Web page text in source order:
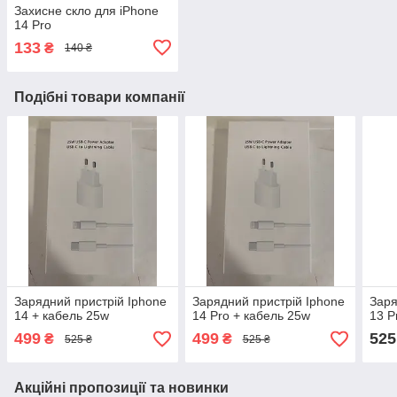
Захисне скло для iPhone
14 Pro
133 ₴ 140 ₴
Подібні товари компанії
Зарядний пристрій Iphone
14 + кабель 25w
499 ₴ 525 ₴
Зарядний пристрій Iphone
14 Pro + кабель 25w
499₴ 525 ₴
13
525
Акційні пропозиції та новинки